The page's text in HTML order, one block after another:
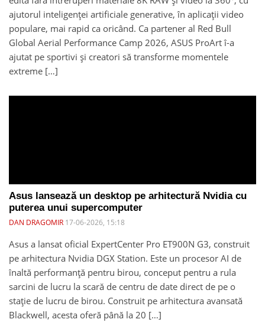
ajutorul inteligenței artificiale generative, în aplicații video
populare, mai rapid ca oricând. Ca partener al Red Bull
Global Aerial Performance Camp 2026, ASUS ProArt î-a
ajutat pe sportivi și creatori să transforme momentele
extreme […]
Asus lansează un desktop pe arhitectură Nvidia cu
puterea unui supercomputer
DAN DRAGOMIR 17-06-2026, 15:18
Asus a lansat oficial ExpertCenter Pro ET900N G3, construit
pe arhitectura Nvidia DGX Station. Este un procesor AI de
înaltă performanță pentru birou, conceput pentru a rula
sarcini de lucru la scară de centru de date direct de pe o
stație de lucru de birou. Construit pe arhitectura avansată
Blackwell, acesta oferă până la 20 […]